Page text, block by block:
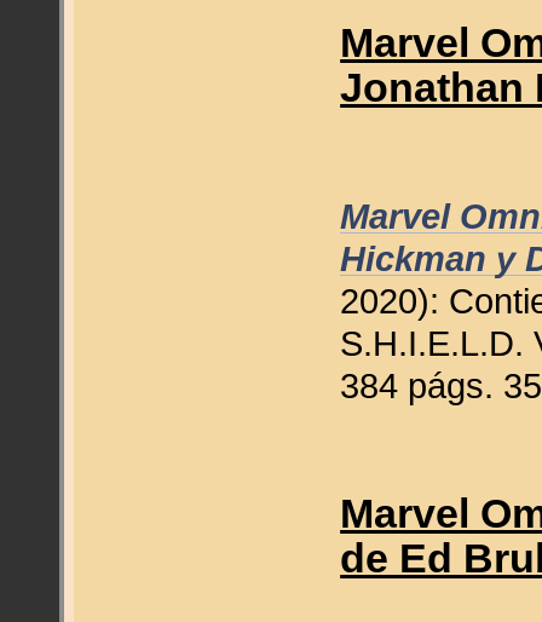
Marvel
Jonathan
Marvel
Hickman y
2020):
S.H.I.E.L.D.
384 págs.
Marvel
de Ed